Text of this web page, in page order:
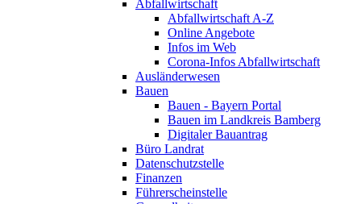
Abfallwirtschaft
Abfallwirtschaft A-Z
Online Angebote
Infos im Web
Corona-Infos Abfallwirtschaft
Ausländerwesen
Bauen
Bauen - Bayern Portal
Bauen im Landkreis Bamberg
Digitaler Bauantrag
Büro Landrat
Datenschutzstelle
Finanzen
Führerscheinstelle